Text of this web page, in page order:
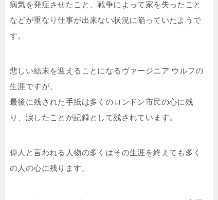
病気を発症させたこと、戦争によって家を失ったこと
などが重なり仕事が出来ない状況に陥っていたようで
す。
悲しい結末を迎えることになるヴァージニア ウルフの
生涯ですが、
最後に残された手紙は多くのロンドン市民の心に残
り、涙したことが記録として残されています。
偉人と言われる人物の多くはその生涯を終えても多く
の人の心に残ります。